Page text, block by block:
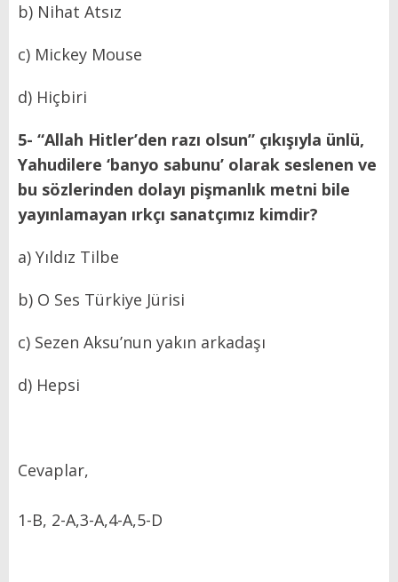
b) Nihat Atsız
c) Mickey Mouse
d) Hiçbiri
5- “Allah Hitler’den razı olsun” çıkışıyla ünlü,
Yahudilere ‘banyo sabunu’ olarak seslenen ve
bu sözlerinden dolayı pişmanlık metni bile
yayınlamayan ırkçı sanatçımız kimdir?
a) Yıldız Tilbe
b) O Ses Türkiye Jürisi
c) Sezen Aksu’nun yakın arkadaşı
d) Hepsi
Cevaplar,
1-B, 2-A,3-A,4-A,5-D